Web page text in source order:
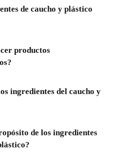
de caucho y plástico
productos
ingredientes del caucho y
de los ingredientes